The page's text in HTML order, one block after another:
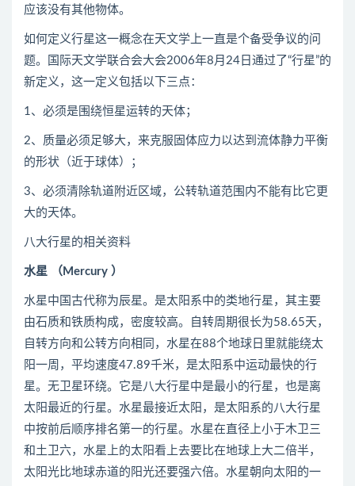
应该没有其他物体。
如何定义行星这一概念在天文学上一直是个备受争议的问
题。国际天文学联合会大会2006年8月24日通过了“行星”的
新定义，这一定义包括以下三点：
1、必须是围绕恒星运转的天体；
2、质量必须足够大，来克服固体应力以达到流体静力平衡
的形状（近于球体）；
3、必须清除轨道附近区域，公转轨道范围内不能有比它更
大的天体。
八大行星的相关资料
水星 （Mercury ）
水星中国古代称为辰星。是太阳系中的类地行星，其主要
由石质和铁质构成，密度较高。自转周期很长为58.65天，
自转方向和公转方向相同，水星在88个地球日里就能绕太
阳一周，平均速度47.89千米，是太阳系中运动最快的行
星。无卫星环绕。它是八大行星中是最小的行星，也是离
太阳最近的行星。水星最接近太阳，是太阳系的八大行星
中按前后顺序排名第一的行星。水星在直径上小于木卫三
和土卫六，水星上的太阳看上去要比在地球上大二倍半，
太阳光比地球赤道的阳光还要强六倍。水星朝向太阳的一